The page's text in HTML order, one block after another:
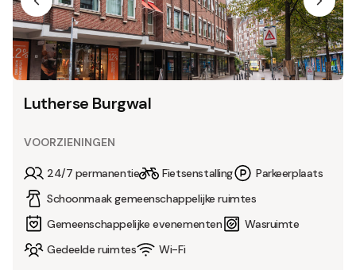
Lutherse Burgwal
VOORZIENINGEN
24/7 permanentie Fietsenstalling
Parkeerplaats
Schoonmaak gemeenschappelijke ruimtes
Gemeenschappelijke evenementen
Wasruimte
Gedeelde ruimtes
Wi-Fi